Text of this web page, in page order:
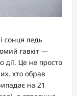
сонця ледь
гавкіт —
дії. Це не просто
хто обрав
на 21